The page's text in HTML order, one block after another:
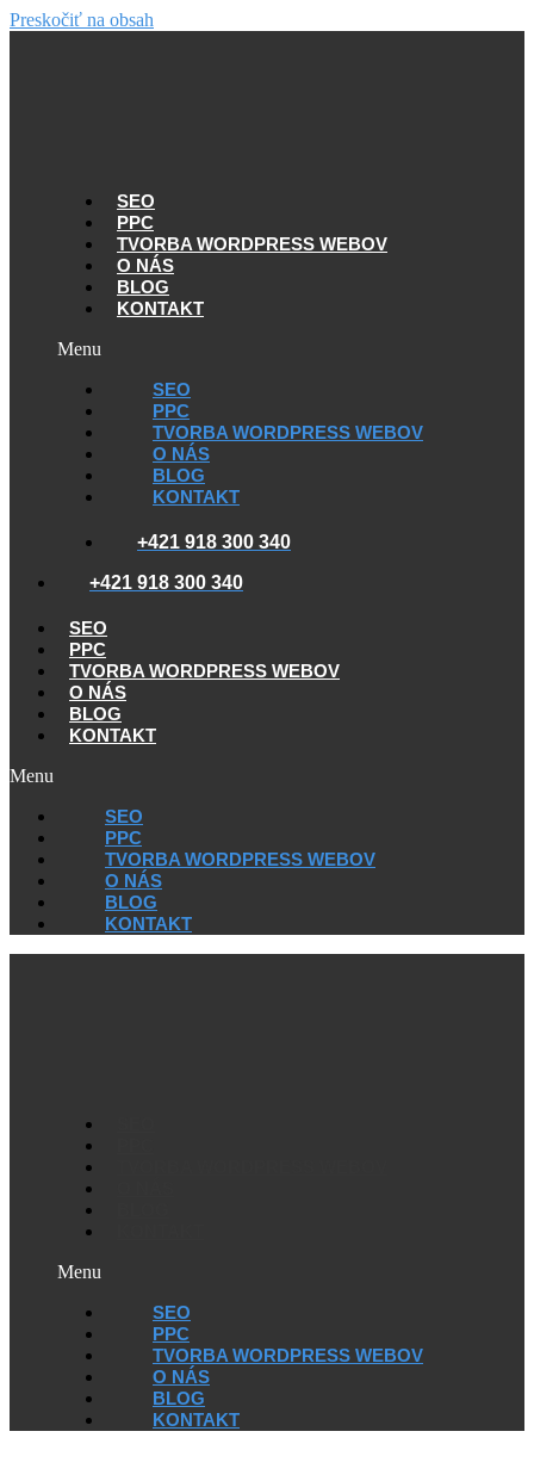
Preskočiť na obsah
SEO
PPC
TVORBA WORDPRESS WEBOV
O NÁS
BLOG
KONTAKT
Menu
SEO
PPC
TVORBA WORDPRESS WEBOV
O NÁS
BLOG
KONTAKT
+421 918 300 340
+421 918 300 340
SEO
PPC
TVORBA WORDPRESS WEBOV
O NÁS
BLOG
KONTAKT
Menu
SEO
PPC
TVORBA WORDPRESS WEBOV
O NÁS
BLOG
KONTAKT
Menu
SEO
PPC
TVORBA WORDPRESS WEBOV
O NÁS
BLOG
KONTAKT